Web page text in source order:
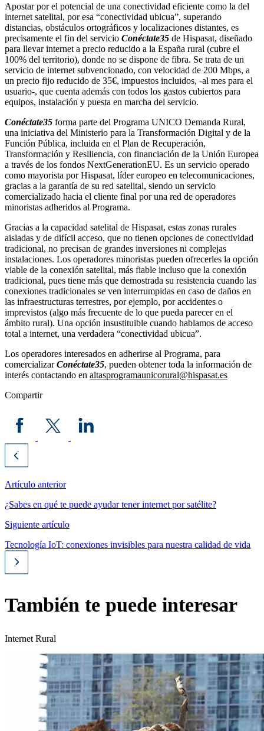
Apostar por el potencial de una conectividad eficiente como la del
internet satelital, por esa “conectividad ubicua”, superando
distancias, obstáculos ortográficos y localizaciones distantes, es
precisamente el fin del servicio Conéctate35 de Hispasat, diseñado
para llevar internet a precio reducido a la España rural (cubre el
100% del territorio), donde no se dispone de fibra. Se trata de un
servicio de internet subvencionado, con velocidad de 200 Mbps, a
un precio fijo reducido de 35€, impuestos incluidos, -al mes para el
usuario-, que cuenta además con todos los gastos cubiertos para
equipos, instalación y puesta en marcha del servicio.
Conéctate35 forma parte del Programa UNICO Demanda Rural,
una iniciativa del Ministerio para la Transformación Digital y de la
Función Pública, incluida en el Plan de Recuperación,
Transformación y Resiliencia, con financiación de la Unión Europea
a través de los fondos NextGenerationEU. Es un servicio operado
como mayorista por Hispasat, líder europeo en telecomunicaciones,
gracias a la garantía de su red satelital, siendo un servicio
comercializado hacia el cliente final por una red de operadores
minoristas adheridos al Programa.
Gracias a la capacidad satelital de Hispasat, estas zonas rurales
aisladas y de difícil acceso, que no tienen opciones de conectividad
tradicional, no precisan de grandes inversiones ni complejas
instalaciones. Los operadores minoristas pueden ofrecerles la opción
viable de la conexión satelital, más fiable incluso que la conexión
tradicional, pues tiene más que demostrada su resistencia cuando las
conexiones tradicionales se ven interrumpidas en caso de daños en
las infraestructuras terrestres, por ejemplo, por accidentes o
imprevistos (algo más frecuente de lo que pueda parecer en el
ámbito rural). Una opción insustituible cuando hablamos de acceso
total a internet, una verdadera “conectividad ubicua”.
Los operadores interesados en adherirse al Programa, para
comercializarConéctate35, pueden obtener toda la información de
interés contactando en altasprogramaunicorural@hispasat.es
Compartir
Artículo anterior
¿Sabes en qué te puede ayudar tener internet por satélite?
Siguiente artículo
Tecnología IoT: conexiones invisibles para nuestra calidad de vida
También te puede interesar
Internet Rural